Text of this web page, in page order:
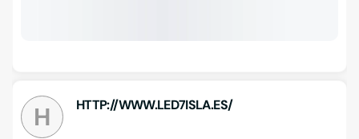
H HTTP://WWW.LED7ISLA.ES/